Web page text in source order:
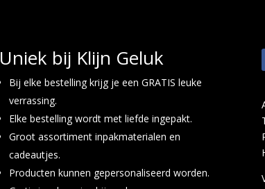
Uniek bij Klijn Geluk
Bij elke bestelling krijg je een GRATIS leuke
verrassing.
Elke bestelling wordt met liefde ingepakt.
Groot assortiment inpakmaterialen en
cadeautjes.
Producten kunnen gepersonaliseerd worden.